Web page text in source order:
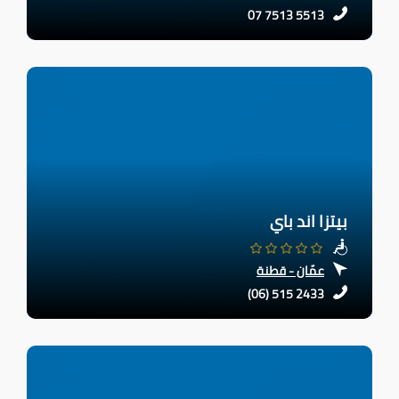
07 7513 5513
بيتزا اند باي
عمّان - قطنة
(06) 515 2433